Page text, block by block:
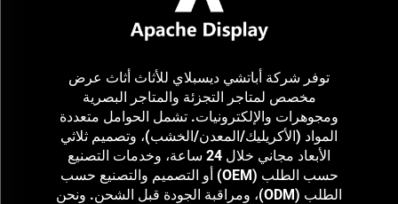
توفر شركة أباتشي ديسبلاي للأثاث أثاث عرض
مخصص لمتاجر التجزئة والمتاجر البصرية
ومجوهرات والإلكترونيات. تشمل الحوامل متعددة
المواد (الأكريليك/المعدن/الخشب)، وتصميم ثلاثي
الأبعاد مجاني خلال 24 ساعة، وخدمات التصنيع
حسب الطلب (OEM) أو التصميم والتصنيع حسب
الطلب (ODM)، ومراقبة الجودة قبل الشحن. ونحن